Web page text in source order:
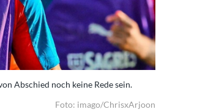
Abschied noch keine Rede sein.
Foto: imago/ChrisxArjoon